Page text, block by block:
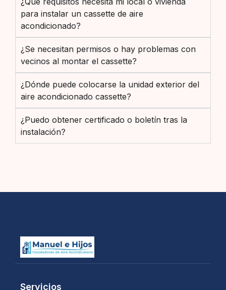
para instalar un cassette de aire
acondicionado?
¿Se necesitan permisos o hay problemas con
vecinos al montar el cassette?
¿Dónde puede colocarse la unidad exterior del
aire acondicionado cassette?
¿Puedo obtener certificado o boletín tras la
instalación?
Servicios